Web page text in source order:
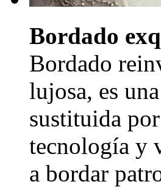
Bordado
Bordado
lujosa, es
sustituida
tecnología y
a bordar